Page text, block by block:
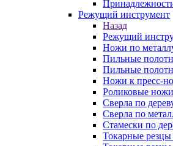
Режущий инструмент
Назад
Режущий
Ножи по
Пильные
Пильные
Ножи к пресс-
Роликовые ножи
Сверла по
Сверла по
Стамески по
Токарные резцы